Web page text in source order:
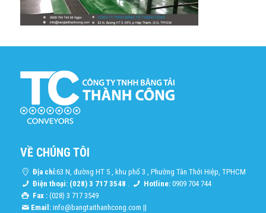
VỀ CHÚNG TÔI
Địa chỉ:63 N, đường HT 5 , khu phố 3 , Phường Tân Thới Hiệp, TPHCM
Điện thoại: (028) 3 717 3548 . Hotline: 0909 704 744
Fax :(028) 3 717 3549
Email: info@bangtaithanhcong.com ||